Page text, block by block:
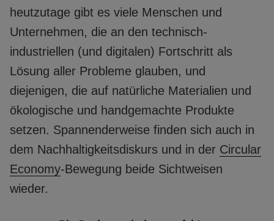
heutzutage gibt es viele Menschen und
Unternehmen, die an den technisch-
industriellen (und digitalen) Fortschritt als
Lösung aller Probleme glauben, und
diejenigen, die auf natürliche Materialien und
ökologische und handgemachte Produkte
setzen. Spannenderweise finden sich auch in
dem Nachhaltigkeitsdiskurs und in der Circular
Economy-Bewegung beide Sichtweisen
wieder.